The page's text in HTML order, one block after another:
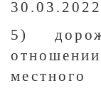
5)